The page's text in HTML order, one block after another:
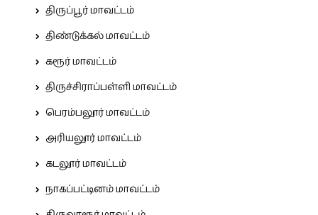
திருப்பூர் மாவட்டம்
திண்டுக்கல் மாவட்டம்
கரூர் மாவட்டம்
திருச்சிராப்பள்ளி மாவட்டம்
பெரம்பலூர் மாவட்டம்
அரியலூர் மாவட்டம்
கடலூர் மாவட்டம்
நாகப்பட்டினம் மாவட்டம்